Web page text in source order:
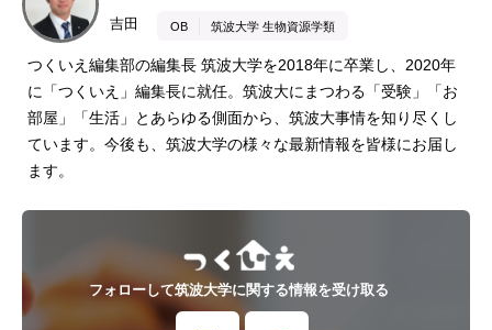
吉田 OB 筑波大学 生物資源学類
つくいえ編集部の編集長 筑波大学を2018年に卒業し、2020年
に「つくいえ」編集長に就任。筑波大にまつわる「受験」「お
部屋」「生活」とあらゆる側面から、筑波大事情を知り尽くし
ています。今後も、筑波大学の様々な最新情報を皆様にお届し
ます。
フォローして筑波大学に関する情報を受け取る